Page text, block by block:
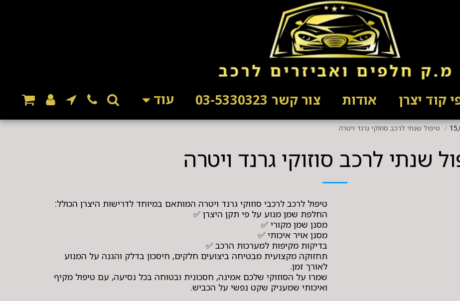
קוד יצרן אודות צור קשר 03-5330323 עוד
טיפול שנתי לרכב סוזוקי גרנד ויטרה
שנתי לרכב סוזוקי גרנד ויטרה
תחזוקה מקצועית מבטיחה ביצועים חלקים, חיסכון בדלק והגנה על המנוע
שמרו על הסוזוקי שלכם אמינה, חסכונית ובטוחה בכל נסיעה, עם טיפול מקיף
ואיכותי שמעניק שקט נפשי על הכביש.